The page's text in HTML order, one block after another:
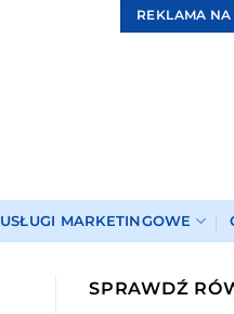
REKLAMA
USŁUGI MARKETINGOWE
SPRAWDŹ